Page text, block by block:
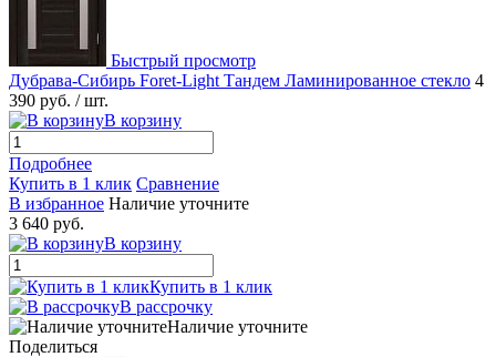
Быстрый просмотр
Дубрава-Сибирь Foret-Light Тандем Ламинированное стекло 4
390 руб. / шт.
В корзину
Подробнее
Купить в 1 клик Сравнение
В избранное Наличие уточните
3 640 руб.
В корзину
Купить в 1 клик
В рассрочку
Наличие уточните
Поделиться